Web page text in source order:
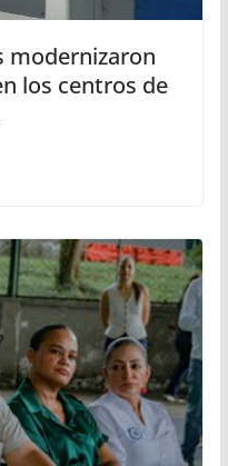
modernizaron
los centros de